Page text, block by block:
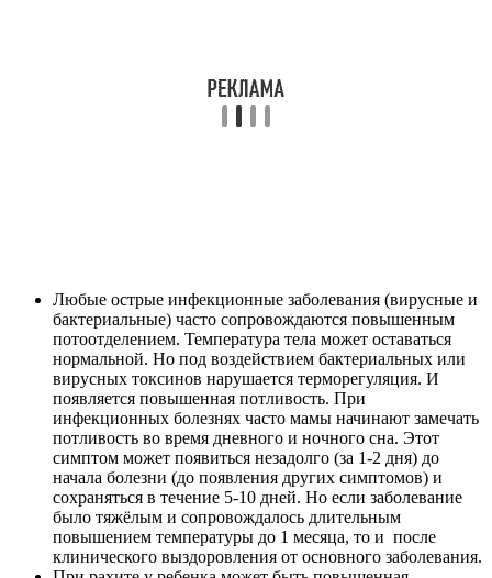
Любые острые инфекционные заболевания (вирусные и
бактериальные) часто сопровождаются повышенным
потоотделением. Температура тела может оставаться
нормальной. Но под воздействием бактериальных или
вирусных токсинов нарушается терморегуляция. И
появляется повышенная потливость. При
инфекционных болезнях часто мамы начинают замечать
потливость во время дневного и ночного сна. Этот
симптом может появиться незадолго (за 1-2 дня) до
начала болезни (до появления других симптомов) и
сохраняться в течение 5-10 дней. Но если заболевание
было тяжёлым и сопровождалось длительным
повышением температуры до 1 месяца, то и после
клинического выздоровления от основного заболевания.